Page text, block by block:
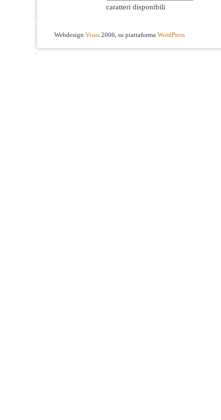
caratteri disponibili
Webdesign Visus 2006, su piattaforma WordPress